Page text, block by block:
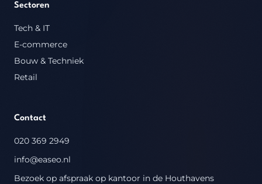
Sectoren
Tech & IT
E-commerce
Bouw & Techniek
Retail
Contact
020 369 2949
info@easeo.nl
Bezoek op afspraak op kantoor in de Houthavens